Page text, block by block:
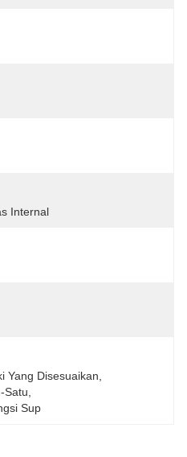
Internal
Yang Disesuaikan
Satu
Sup